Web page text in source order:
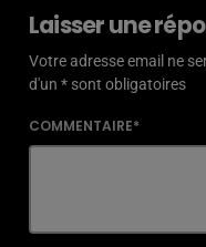
Laisser une
Votre adresse email ne
d'un * sont obligatoires
COMMENTAIRE*